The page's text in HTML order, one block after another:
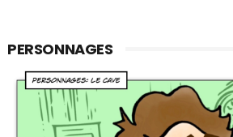
PERSONNAGES